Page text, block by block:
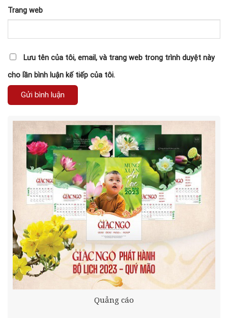
Trang web
Lưu tên của tôi, email, và trang web trong trình duyệt này
cho lần bình luận kế tiếp của tôi.
Quảng cáo